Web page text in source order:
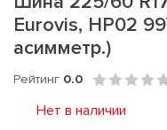
Eurovis, HP02
асимметр.)
Рейтинг 0.0
Нет в наличии